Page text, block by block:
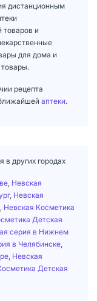
дистанционным
товаров и
для дома и
рецепта
аптеки.
других городах
Невская
, Невская
Невская Косметика
Детская
серия в Нижнем
в Челябинске
Невская
Детская